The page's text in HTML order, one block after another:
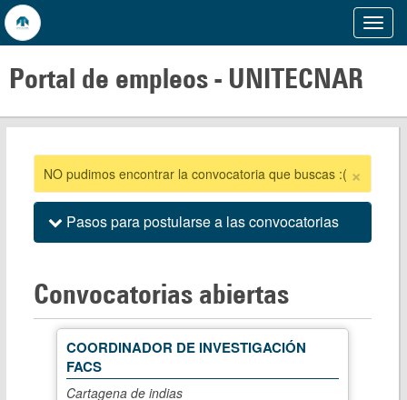
Menu
Portal de empleos - UNITECNAR
×
NO pudimos encontrar la convocatoria que buscas :(
Pasos para postularse a las convocatorias
Convocatorias abiertas
COORDINADOR DE INVESTIGACIÓN
FACS
Cartagena de indias